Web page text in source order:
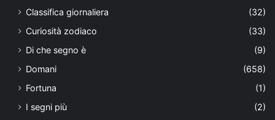
Classifica giornaliera
(32)
Curiosità zodiaco
(33)
Di che segno è
(9)
Domani
(658)
Fortuna
(1)
I segni più
(2)